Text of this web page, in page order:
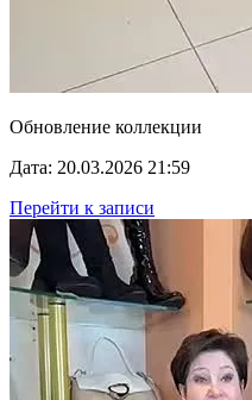
Обновление коллекции
Дата: 20.03.2026 21:59
Перейти к записи